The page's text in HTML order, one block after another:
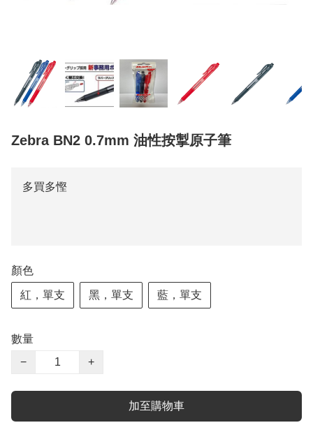
Zebra BN2 0.7mm 油性按掣原子筆
多買多慳
顏色
紅，單支 黑，單支 藍，單支
數量
−
+
加至購物車